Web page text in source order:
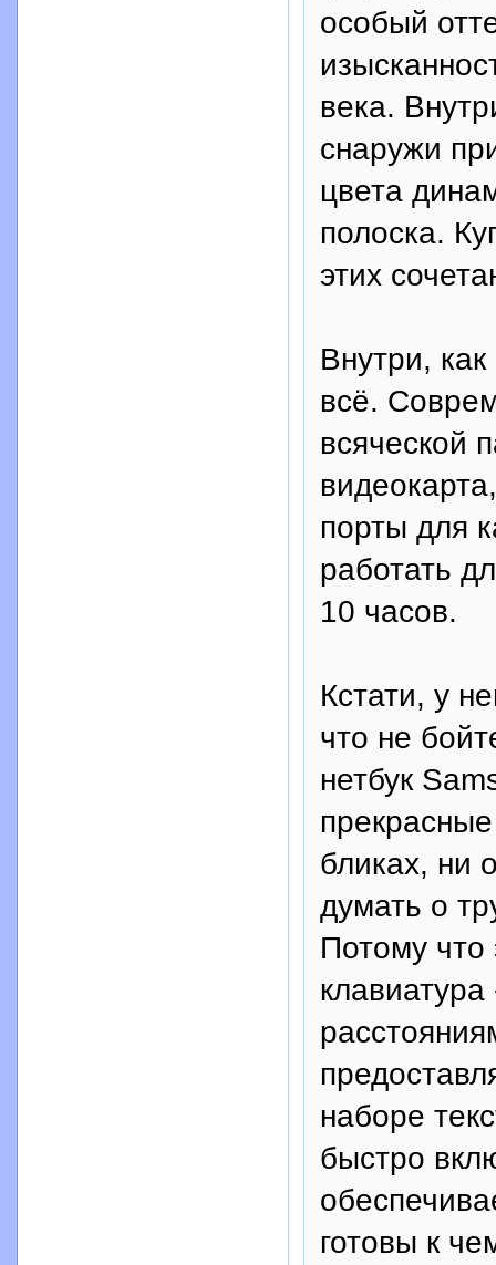
особый
века.
снаружи
цвета
полоска.
этих
Внутри,
всё.
всяческой
порты для
работать
10 часов.
Кстати, у
что не
нетбук
бликах, ни
думать о
Потому что
наборе
быстро
готовы к